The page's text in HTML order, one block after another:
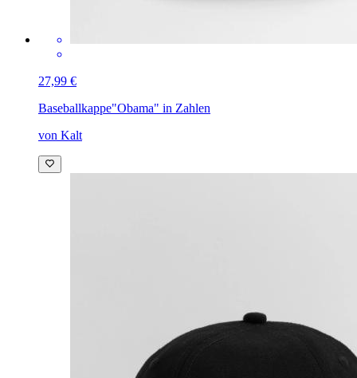
27,99 €
Baseballkappe"Obama" in Zahlen
von Kalt